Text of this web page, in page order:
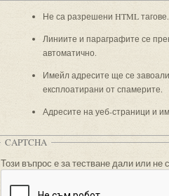
Не са разрешени HTML тагове.
Линиите и параграфите се
автоматично.
Имейл адресите ще се
експлоатирани от спамерите.
Адресите на уеб-страници и
CAPTCHA
Този въпрос е за тестване дали или не